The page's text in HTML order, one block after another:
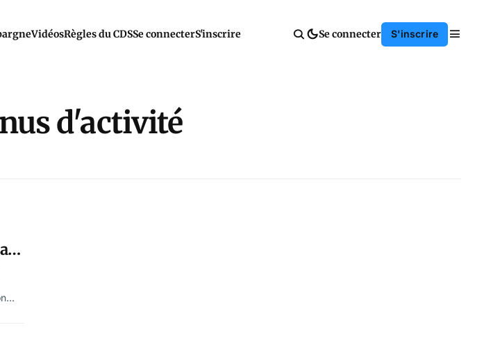
VidéosRègles du CDSSe connecterS'inscrire Se connecter S'inscrire
d'activité